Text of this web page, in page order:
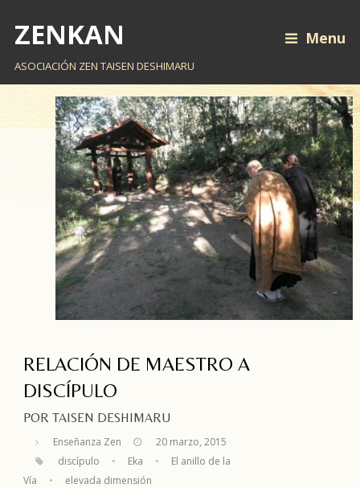
ZENKAN
ASOCIACIÓN ZEN TAISEN DESHIMARU
Menu
RELACIÓN DE MAESTRO A
DISCÍPULO
POR TAISEN DESHIMARU
Enseñanza Zen
20 marzo, 2015
discípulo
• Eka •
El anillo de la
Vía
•
elevada dimensión